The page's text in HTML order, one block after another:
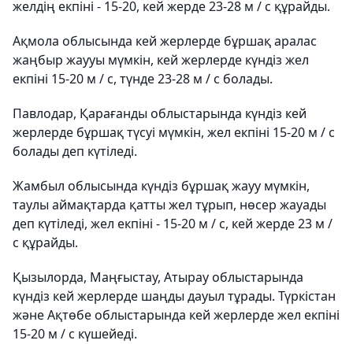
желдің екпіні - 15-20, кей жерде 23-28 м / с құрайды.
Ақмола облысында кей жерлерде бұршақ аралас
жаңбыр жаууы мүмкін, кей жерлерде күндіз жел
екпіні 15-20 м / с, түнде 23-28 м / с болады.
Павлодар, Қарағанды ​​облыстарында күндіз кей
жерлерде бұршақ түсуі мүмкін, жел екпіні 15-20 м / с
болады деп күтіледі.
Жамбыл облысында күндіз бұршақ жауу мүмкін,
таулы аймақтарда қатты жел тұрып, нөсер жауады
деп күтіледі, жел екпіні - 15-20 м / с, кей жерде 23 м /
с құрайды.
Қызылорда, Маңғыстау, Атырау облыстарында
күндіз кей жерлерде шаңды дауыл тұрады. Түркістан
және Ақтөбе облыстарында кей жерлерде жел екпіні
15-20 м / с күшейеді.